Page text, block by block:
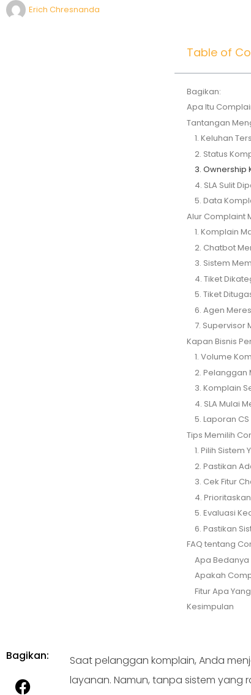
Erich Chresnanda
Table of
Bagikan:
Apa Itu
Tantangan
1. Keluhan
2. Status
3. Ownership
4. SLA Sulit
5. Data
Alur Complaint
1. Komplain
2. Chatbot
3. Sistem
4. Tiket
5. Tiket
6. Agen
7. Supervisor
Kapan Bisnis
1. Volume
2. Pelanggan
3. Komplain
4. SLA Mulai
5. Laporan
Tips Memilih
1. Pilih
2. Pastikan
3. Cek Fitur
4.
5. Evaluasi
6. Pastikan
FAQ tentang
Apa Bedanya
Apakah
Fitur Apa
Kesimpulan
Bagikan:
Saat pelanggan komplain, Anda
layanan. Namun, tanpa sistem yang